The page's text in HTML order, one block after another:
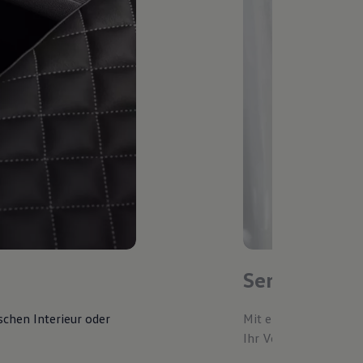
Interieur oder
Service-
Mit einem
Ihr Volkswagen